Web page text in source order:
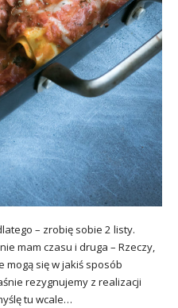
– zrobię sobie 2 listy.
mam czasu i druga – Rzeczy,
mogą się w jakiś sposób
rezygnujemy z realizacji
tu wcale…